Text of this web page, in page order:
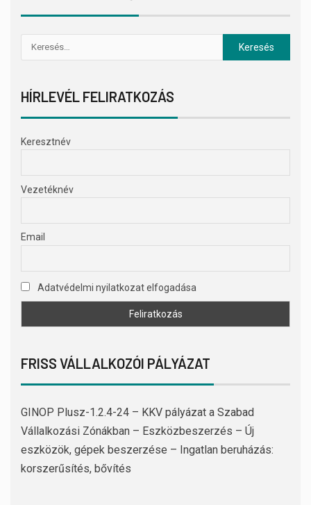
HÍRLEVÉL FELIRATKOZÁS
Keresztnév
Vezetéknév
Email
Adatvédelmi nyilatkozat elfogadása
FRISS VÁLLALKOZÓI PÁLYÁZAT
GINOP Plusz-1.2.4-24 – KKV pályázat a Szabad
Vállalkozási Zónákban – Eszközbeszerzés – Új
eszközök, gépek beszerzése – Ingatlan beruházás:
korszerűsítés, bővítés